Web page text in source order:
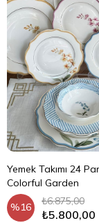
Yemek Takımı 24
Colorful Garden
%16
₺5.800,00
₺6.875,00